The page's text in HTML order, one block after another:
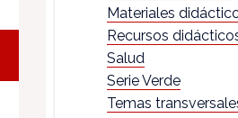
Materiales
Recursos
Salud
Serie Verde
Temas